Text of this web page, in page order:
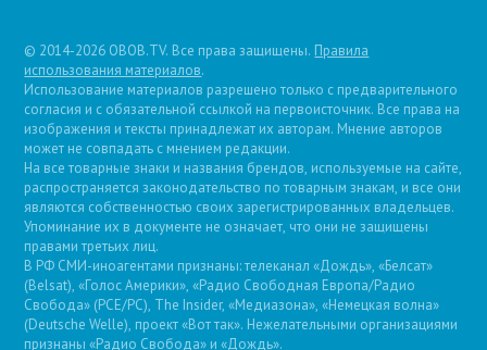
© 2014-2026 OBOB.TV. Все права защищены. Правила
использования материалов.
Использование материалов разрешено только с предварительного
согласия и с обязательной ссылкой на первоисточник. Все права на
изображения и тексты принадлежат их авторам. Мнение авторов
может не совпадать с мнением редакции.
На все товарные знаки и названия брендов, используемые на сайте,
распространяется законодательство по товарным знакам, и все они
являются собственностью своих зарегистрированных владельцев.
Упоминание их в документе не означает, что они не защищены
правами третьих лиц.
В РФ СМИ-иноагентами признаны: телеканал «Дождь», «Белсат»
(Belsat), «Голос Америки», «Радио Свободная Европа/Радио
Свобода» (PCE/PC), The Insider, «Медиазона», «Немецкая волна»
(Deutsche Welle), проект «Вот так». Нежелательными организациями
признаны «Радио Свобода» и «Дождь».